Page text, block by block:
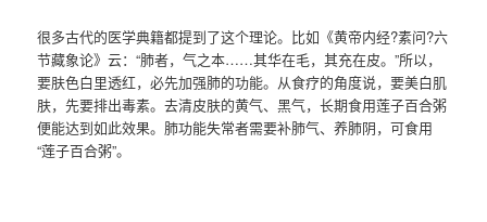
很多古代的医学典籍都提到了这个理论。比如《黄帝内经?素问?六
节藏象论》云：“肺者，气之本……其华在毛，其充在皮。”所以，
要肤色白里透红，必先加强肺的功能。从食疗的角度说，要美白肌
肤，先要排出毒素。去清皮肤的黄气、黑气，长期食用莲子百合粥
便能达到如此效果。肺功能失常者需要补肺气、养肺阴，可食用
“莲子百合粥”。